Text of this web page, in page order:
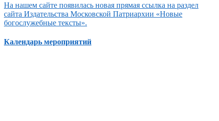
На нашем сайте появилась новая прямая ссылка на раздел
сайта Издательства Московской Патриархии «Новые
богослужебные тексты».
Календарь мероприятий